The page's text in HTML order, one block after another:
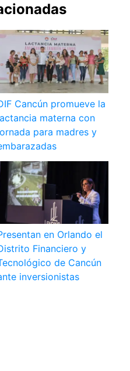
Cancún promueve la
materna con
para madres y
en Orlando el
Financiero y
de Cancún
inversionistas